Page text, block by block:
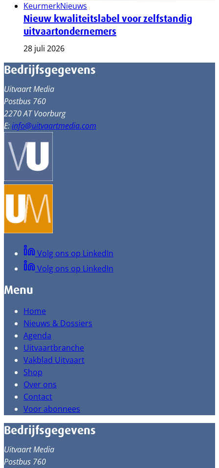
KeurmerkNieuws
Nieuw kwaliteitslabel voor zelfstandig
uitvaartondernemers
28 juli 2026
Bedrijfsgegevens
Uitvaart Media
Postbus 760
2270 AT Voorburg
E:info@uitvaartmedia.com
Volg ons op LinkedIn
Volg ons op LinkedIn
Menu
Home
Nieuws & Dossiers
Agenda
Uitvaartbranche
Vakblad Uitvaart
Shop
Over ons
Contact
Voor abonnees
Bedrijfsgegevens
Uitvaart Media
Postbus 760